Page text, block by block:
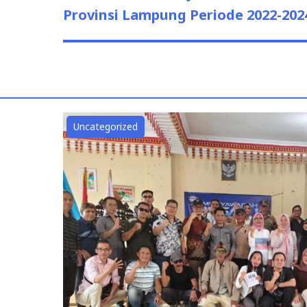
Provinsi Lampung Periode 2022-
Uncategorized